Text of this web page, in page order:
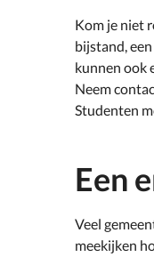
Kom je niet
bijstand,
kunnen ook
Neem
Studenten
Een
Veel
meekijken